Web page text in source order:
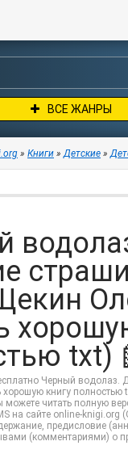
ВСЕ ЖАНРЫ
» Книги »Детские »
txt)
Черный водолаз.
хорошую книгу полностью
читать полную
на сайте online-knigi.org
предисловие
(комментариями) о